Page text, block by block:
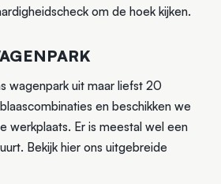
om de hoek kijken.
wagenpark uit maar liefst 20
en beschikken we
werkplaats. Er is meestal wel een
Bekijk hier ons uitgebreide